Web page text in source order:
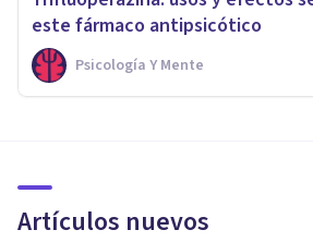
este fármaco antipsicótico
Psicología Y Mente
Artículos nuevos